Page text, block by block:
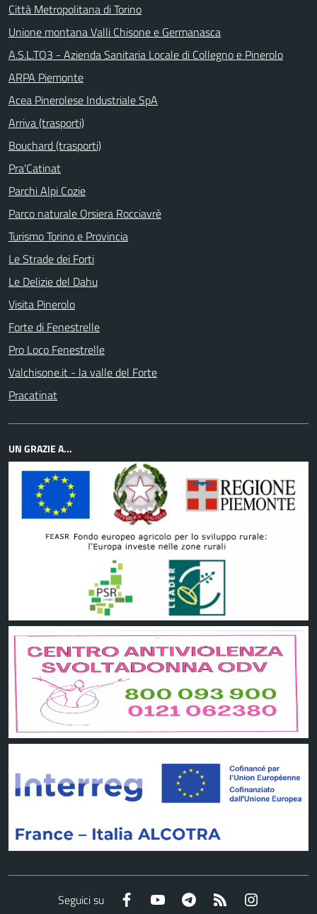
Città Metropolitana di Torino
Unione montana Valli Chisone e Germanasca
A.S.L.TO3 - Azienda Sanitaria Locale di Collegno e Pinerolo
ARPA Piemonte
Acea Pinerolese Industriale SpA
Arriva (trasporti)
Bouchard (trasporti)
Pra'Catinat
Parchi Alpi Cozie
Parco naturale Orsiera Rocciavrè
Turismo Torino e Provincia
Le Strade dei Forti
Le Delizie del Dahu
Visita Pinerolo
Forte di Fenestrelle
Pro Loco Fenestrelle
Valchisone.it - la valle del Forte
Pracatinat
UN GRAZIE A...
Seguici su Facebook YouTube Telegram RSS